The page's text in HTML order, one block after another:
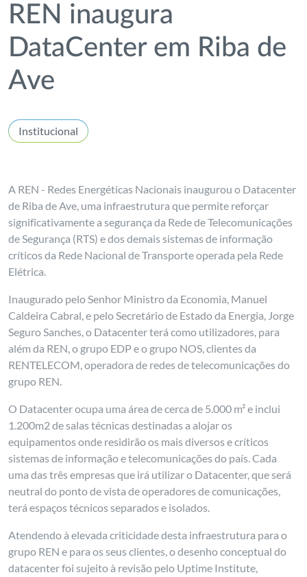
REN inaugura
DataCenter em Riba de
Ave
Institucional
A REN - Redes Energéticas Nacionais inaugurou o Datacenter
de Riba de Ave, uma infraestrutura que permite reforçar
significativamente a segurança da Rede de Telecomunicações
de Segurança (RTS) e dos demais sistemas de informação
críticos da Rede Nacional de Transporte operada pela Rede
Elétrica.
Inaugurado pelo Senhor Ministro da Economia, Manuel
Caldeira Cabral, e pelo Secretário de Estado da Energia, Jorge
Seguro Sanches, o Datacenter terá como utilizadores, para
além da REN, o grupo EDP e o grupo NOS, clientes da
RENTELECOM, operadora de redes de telecomunicações do
grupo REN.
O Datacenter ocupa uma área de cerca de 5.000 m² e inclui
1.200m2 de salas técnicas destinadas a alojar os
equipamentos onde residirão os mais diversos e críticos
sistemas de informação e telecomunicações do país. Cada
uma das três empresas que irá utilizar o Datacenter, que será
neutral do ponto de vista de operadores de comunicações,
terá espaços técnicos separados e isolados.
Atendendo à elevada criticidade desta infraestrutura para o
grupo REN e para os seus clientes, o desenho conceptual do
datacenter foi sujeito à revisão pelo Uptime Institute,